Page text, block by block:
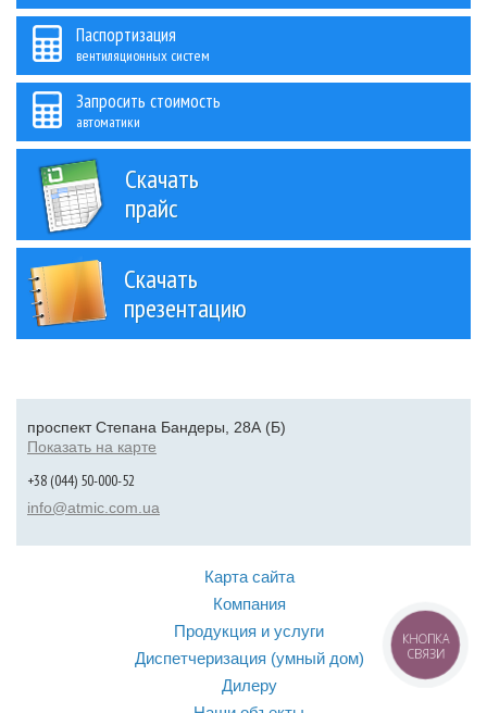
Паспортизация
вентиляционных систем
Запросить стоимость
автоматики
Скачать
прайс
Скачать
презентацию
проспект Степана Бандеры, 28А (Б)
Показать на карте
+38 (044) 50-000-52
info@atmic.com.ua
Карта сайта
Компания
Продукция и услуги
Диспетчеризация (умный дом)
Дилеру
КНОПКА
СВЯЗИ